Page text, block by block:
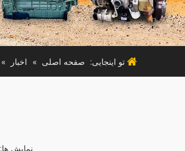
Português
Español
Pусский
Français
English
تو اینجایی: صفحه اصلی » اخبار »
نمایش ها: